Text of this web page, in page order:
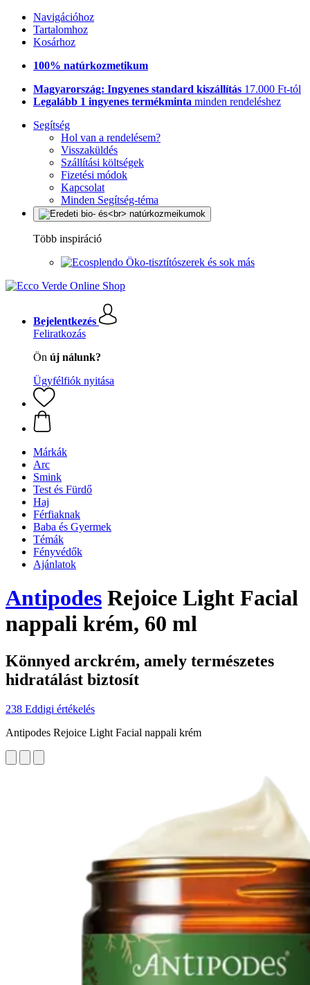
Navigációhoz
Tartalomhoz
Kosárhoz
100% natúrkozmetikum
Magyarország: Ingyenes standard kiszállítás 17.000 Ft-tól
Legalább 1 ingyenes termékminta minden rendeléshez
Segítség
Hol van a rendelésem?
Visszaküldés
Szállítási költségek
Fizetési módok
Kapcsolat
Minden Segítség-téma
Több inspiráció
Öko-tisztítószerek és sok más
Bejelentkezés
Feliratkozás
Ön új nálunk?
Ügyfélfiók nyitása
Márkák
Arc
Smink
Test és Fürdő
Haj
Férfiaknak
Baba és Gyermek
Témák
Fényvédők
Ajánlatok
Antipodes Rejoice Light Facial
nappali krém, 60 ml
Könnyed arckrém, amely természetes
hidratálást biztosít
238 Eddigi értékelés
Antipodes Rejoice Light Facial nappali krém